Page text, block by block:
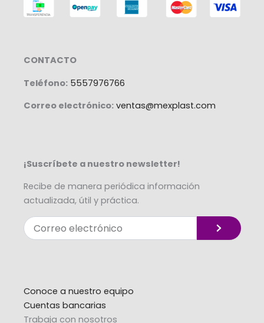
CONTACTO
Teléfono: 5557976766
Correo electrónico: ventas@mexplast.com
¡Suscríbete a nuestro newsletter!
Recibe de manera periódica información
actualizada, útil y práctica.
Correo
electrónico
Enviar
Conoce a nuestro equipo
Cuentas bancarias
Trabaja con nosotros